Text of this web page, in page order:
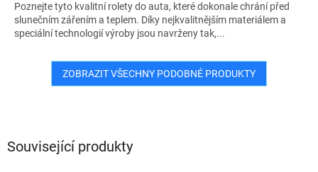
Související produkty
Poznejte tyto kvalitní rolety do auta, které dokonale chrání před
slunečním zářením a teplem. Díky nejkvalitnějším materiálem a
speciální technologií výroby jsou navrženy tak,...
ZOBRAZIT VŠECHNY PODOBNÉ PRODUKTY